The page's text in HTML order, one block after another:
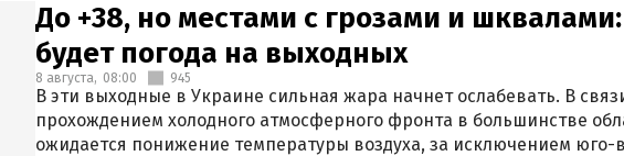
До +38, но местами с грозами и
будет погода на выходных
8 августа, 08:00 945
В эти выходные в Украине сильная жара начнет ослабевать. В
прохождением холодного атмосферного фронта в большинстве
ожидается понижение температуры воздуха, за исключением юго-